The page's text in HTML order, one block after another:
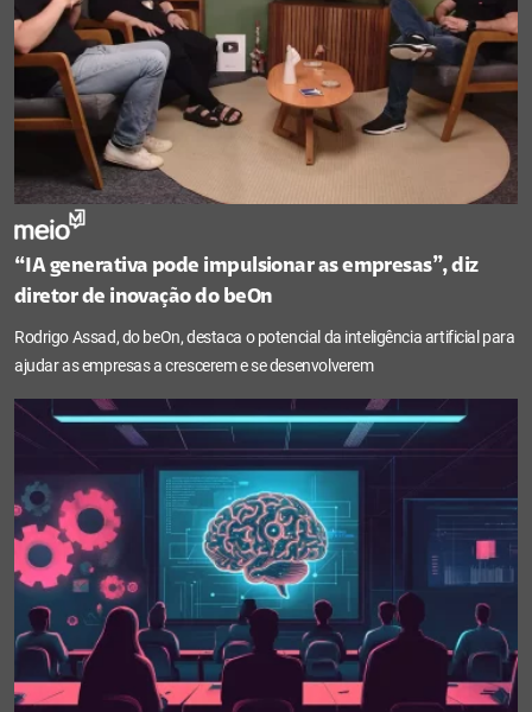
“IA generativa pode impulsionar as empresas”, diz
diretor de inovação do beOn
Rodrigo Assad, do beOn, destaca o potencial da inteligência artificial para
ajudar as empresas a crescerem e se desenvolverem